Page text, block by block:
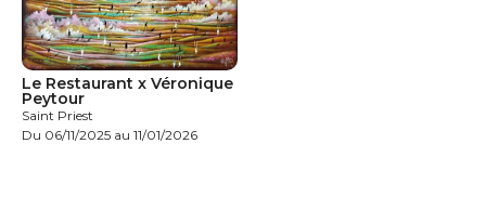
Le Restaurant x Véronique
Peytour
Saint Priest
Du 06/11/2025 au 11/01/2026